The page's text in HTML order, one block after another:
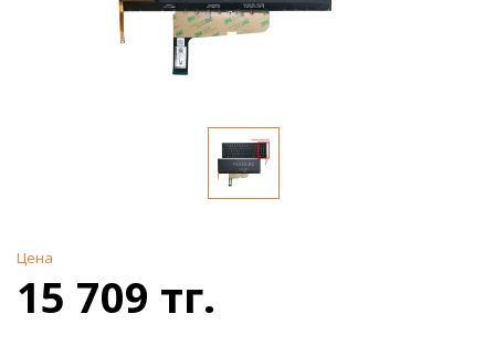
Цена
15 709 тг.